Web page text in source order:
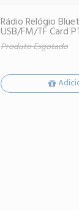
Rádio Relógio
USB/FM/TF Card
Produto Esgotado